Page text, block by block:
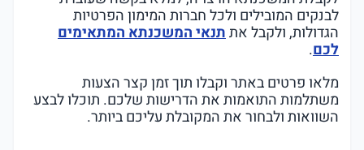
לבנקים המובילים ולכל חברות המימון הפרטיות
הגדולות, ולקבל אתתנאי המשכנתא המתאימים
לכם.
מלאו פרטים באתר וקבלו תוך זמן קצר הצעות
משתלמות התואמות את הדרישות שלכם. תוכלו לבצע
השוואות ולבחור את המקובלת עליכם ביותר.